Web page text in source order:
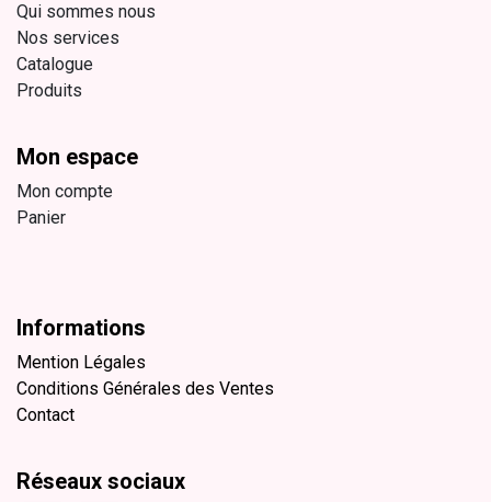
Qui sommes nous
Nos services
Catalogue
Produits
Mon espace
Mon compte
Panier
Informations
Mention Légales
Conditions Générales des Ventes
Contact
Réseaux sociaux